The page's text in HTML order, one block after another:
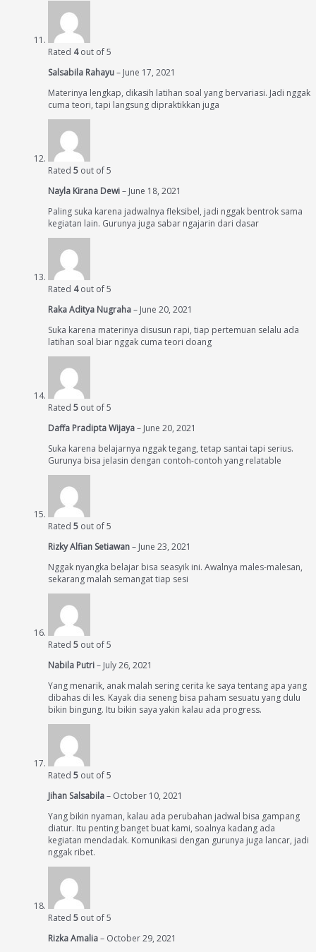
Rated 4out of 5
Salsabila Rahayu– June 17, 2021
Materinya lengkap, dikasih latihan soal yang bervariasi. Jadi nggak
cuma teori, tapi langsung dipraktikkan juga
Rated 5 out of 5
Nayla Kirana Dewi– June 18, 2021
Paling suka karena jadwalnya fleksibel, jadi nggak bentrok sama
kegiatan lain. Gurunya juga sabar ngajarin dari dasar
Rated 4out of 5
Raka Aditya Nugraha– June 20, 2021
Suka karena materinya disusun rapi, tiap pertemuan selalu ada
latihan soal biar nggak cuma teori doang
Rated 5 out of 5
Daffa Pradipta Wijaya– June 20, 2021
Suka karena belajarnya nggak tegang, tetap santai tapi serius.
Gurunya bisa jelasin dengan contoh-contoh yang relatable
Rated 5 out of 5
Rizky Alfian Setiawan– June 23, 2021
Nggak nyangka belajar bisa seasyik ini. Awalnya males-malesan,
sekarang malah semangat tiap sesi
Rated 5 out of 5
Nabila Putri– July 26, 2021
Yang menarik, anak malah sering cerita ke saya tentang apa yang
dibahas di les. Kayak dia seneng bisa paham sesuatu yang dulu
bikin bingung. Itu bikin saya yakin kalau ada progress.
Rated 5 out of 5
Jihan Salsabila– October 10, 2021
Yang bikin nyaman, kalau ada perubahan jadwal bisa gampang
diatur. Itu penting banget buat kami, soalnya kadang ada
kegiatan mendadak. Komunikasi dengan gurunya juga lancar, jadi
nggak ribet.
Rated 5 out of 5
Rizka Amalia– October 29, 2021